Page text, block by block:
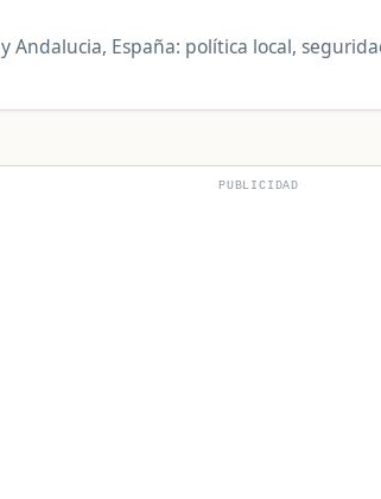
España: política local,
PUBLICIDAD